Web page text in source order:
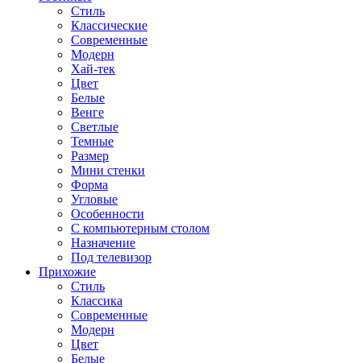
Стиль
Классические
Современные
Модерн
Хай-тек
Цвет
Белые
Венге
Светлые
Темные
Размер
Мини стенки
Форма
Угловые
Особенности
С компьютерным столом
Назначение
Под телевизор
Прихожие
Стиль
Классика
Современные
Модерн
Цвет
Белые